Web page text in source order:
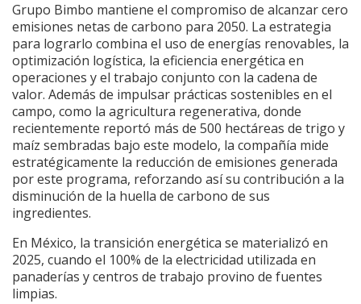
Grupo Bimbo mantiene el compromiso de alcanzar cero
emisiones netas de carbono para 2050. La estrategia
para lograrlo combina el uso de energías renovables, la
optimización logística, la eficiencia energética en
operaciones y el trabajo conjunto con la cadena de
valor. Además de impulsar prácticas sostenibles en el
campo, como la agricultura regenerativa, donde
recientemente reportó más de 500 hectáreas de trigo y
maíz sembradas bajo este modelo, la compañía mide
estratégicamente la reducción de emisiones generada
por este programa, reforzando así su contribución a la
disminución de la huella de carbono de sus
ingredientes.
En México, la transición energética se materializó en
2025, cuando el 100% de la electricidad utilizada en
panaderías y centros de trabajo provino de fuentes
limpias.